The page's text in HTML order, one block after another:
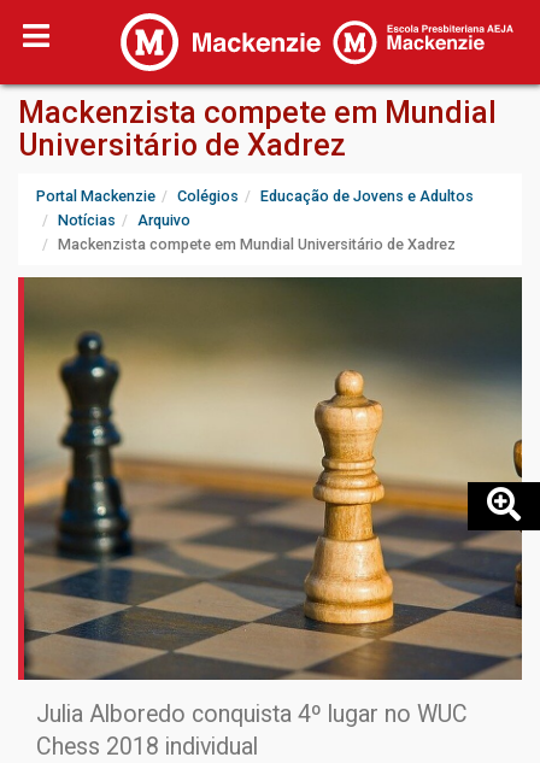
Mackenzista compete em Mundial
Universitário de Xadrez
Portal Mackenzie Colégios
Educação de Jovens e Adultos
Notícias
Arquivo
Mackenzista compete em Mundial Universitário de Xadrez
Julia Alboredo conquista 4º lugar no WUC
Chess 2018 individual